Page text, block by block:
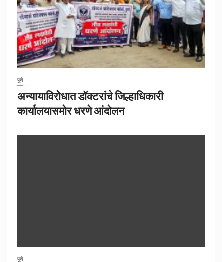
पुणे
अन्यायाविरोधात डॉक्टरांचे जिल्हाधिकारी
कार्यालयासमोर धरणे आंदोलन
पुणे